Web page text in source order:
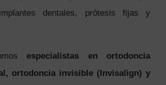
dentales, prótesis fijas y
especialistas en ortodoncia
ortodoncia invisible (Invisalign) y